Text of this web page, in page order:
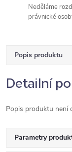
Neděláme
právnické
Popis produktu
Detailní
Popis produktu není
Parametry